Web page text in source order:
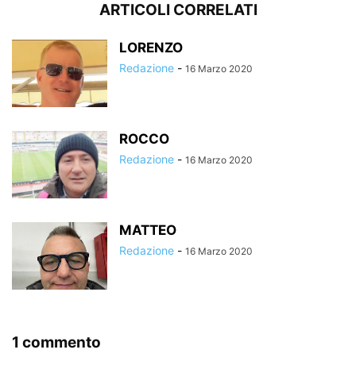
ARTICOLI CORRELATI
LORENZO
Redazione - 16 Marzo 2020
ROCCO
Redazione - 16 Marzo 2020
MATTEO
Redazione - 16 Marzo 2020
1 commento